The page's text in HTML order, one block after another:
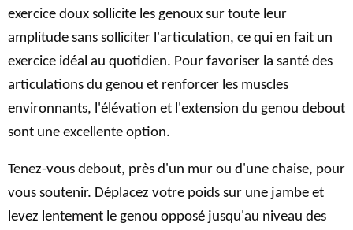
exercice doux sollicite les genoux sur toute leur
amplitude sans solliciter l'articulation, ce qui en fait un
exercice idéal au quotidien. Pour favoriser la santé des
articulations du genou et renforcer les muscles
environnants, l'élévation et l'extension du genou debout
sont une excellente option.
Tenez-vous debout, près d'un mur ou d'une chaise, pour
vous soutenir. Déplacez votre poids sur une jambe et
levez lentement le genou opposé jusqu'au niveau des